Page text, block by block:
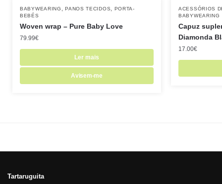
BABYWEARING ,PANOS TECIDOS
PORTA-
BEBÉS
Woven wrap – Pure Baby Love
79.99€
Ler mais
Avisem-me
ACESSÓRIOS
BABYWEARING
Capuz
Diamonda
17.00€
Tartaruguita